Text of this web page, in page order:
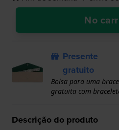
No
Presente
gratuito
Bolsa para uma
gratuita com
Descrição do produto